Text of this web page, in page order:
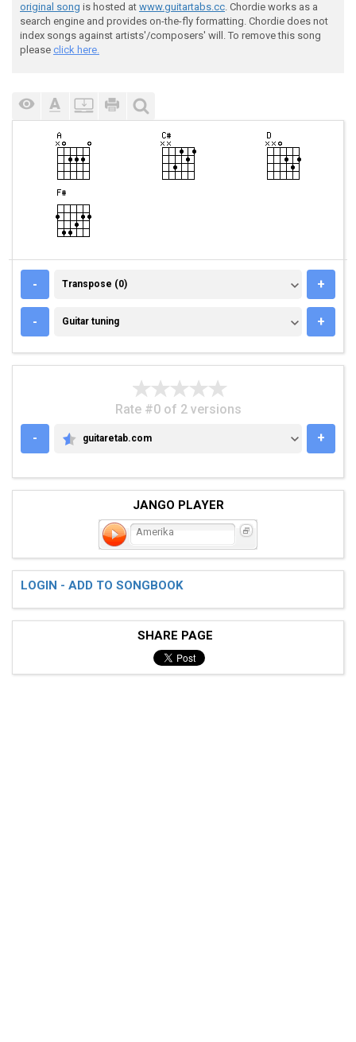
original song is hosted at www.guitartabs.cc. Chordie works as a
search engine and provides on-the-fly formatting. Chordie does not
index songs against artists'/composers' will. To remove this song
please click here.
- TRANSPOSE (0)
Transpose (0) +
- GUITAR TUNING
Guitar tuning +
Rate #0 of 2 versions
-
GUITARETAB.COM
guitaretab.com +
JANGO PLAYER
Amerika
LOGIN - ADD TO SONGBOOK
SHARE PAGE